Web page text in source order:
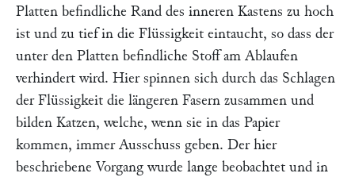
Platten befindliche Rand des inneren Kastens zu hoch
ist und zu tief in die Flüssigkeit eintaucht, so dass der
unter den Platten befindliche Stoff am Ablaufen
verhindert wird. Hier spinnen sich durch das Schlagen
der Flüssigkeit die längeren Fasern zusammen und
bilden Katzen, welche, wenn sie in das Papier
kommen, immer Ausschuss geben. Der hier
beschriebene Vorgang wurde lange beobachtet und in